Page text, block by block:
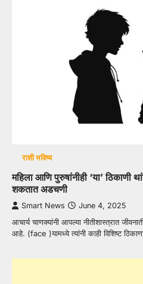
राशी भविष्य
महिला आणि पुरुषांनीही ‘या’
शकतात अडचणी
Smart News June 4, 2025
आचार्य चाणक्यांनी आपल्या नीतीशास्त्रात
आहे. (face )यामध्ये त्यांनी काही विशिष्ट